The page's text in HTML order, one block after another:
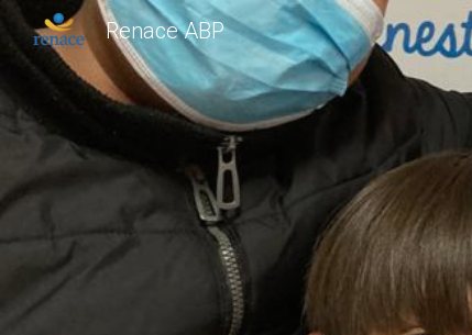
Renace ABP